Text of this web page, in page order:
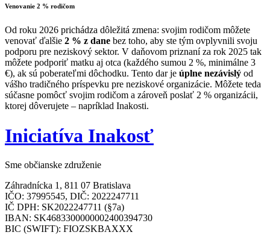
Venovanie 2 % rodičom
Od roku 2026 prichádza dôležitá zmena: svojim rodičom môžete
venovať ďalšie 2 % z dane bez toho, aby ste tým ovplyvnili svoju
podporu pre neziskový sektor. V daňovom priznaní za rok 2025 tak
môžete podporiť matku aj otca (každého sumou 2 %, minimálne 3
€), ak sú poberateľmi dôchodku. Tento dar je úplne nezávislý od
vášho tradičného príspevku pre neziskové organizácie. Môžete teda
súčasne pomôcť svojim rodičom a zároveň poslať 2 % organizácii,
ktorej dôverujete – napríklad Inakosti.
Iniciatíva Inakosť
Sme občianske združenie
Záhradnícka 1, 811 07 Bratislava
IČO: 37995545, DIČ: 2022247711
IČ DPH: SK2022247711 (§7a)
IBAN: SK4683300000002400394730
BIC (SWIFT): FIOZSKBAXXX